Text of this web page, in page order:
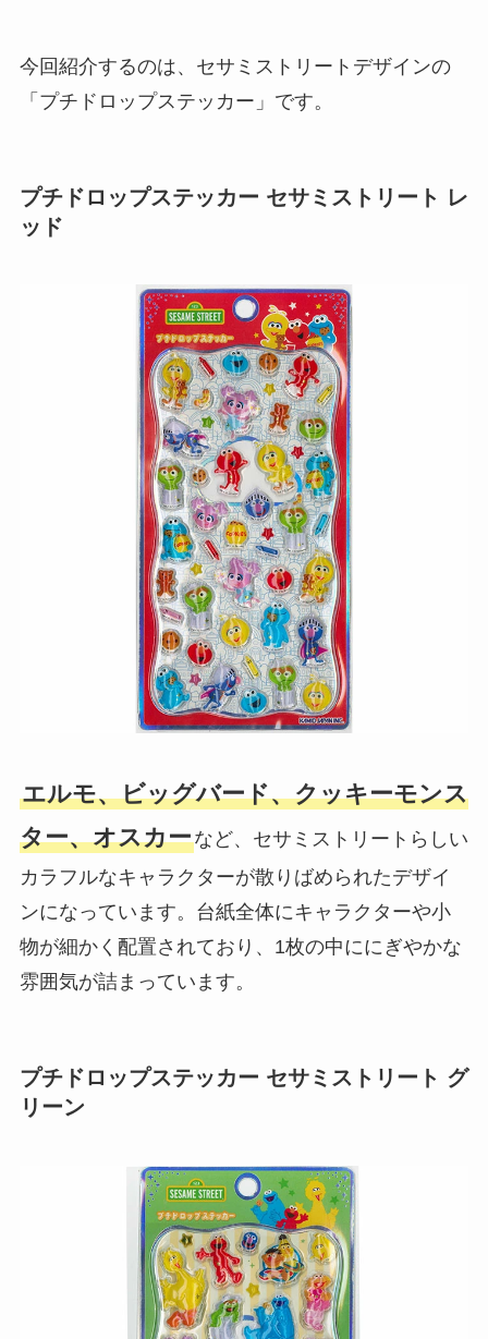
今回紹介するのは、セサミストリートデザインの
「プチドロップステッカー」です。
プチドロップステッカー セサミストリート レ
ッド
エルモ、ビッグバード、クッキーモンス
ター、オスカーなど、セサミストリートらしい
カラフルなキャラクターが散りばめられたデザイ
ンになっています。台紙全体にキャラクターや小
物が細かく配置されており、1枚の中ににぎやかな
雰囲気が詰まっています。
プチドロップステッカー セサミストリート グ
リーン